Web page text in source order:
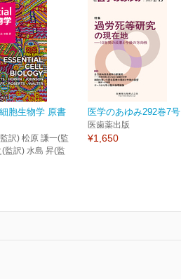
胞生物学 原書
訳) 松原 謙一(監
監訳) 水島 昇(監
医学のあゆみ292巻7号
医歯薬出版
¥1,650